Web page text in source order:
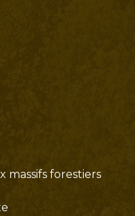
massifs forestiers